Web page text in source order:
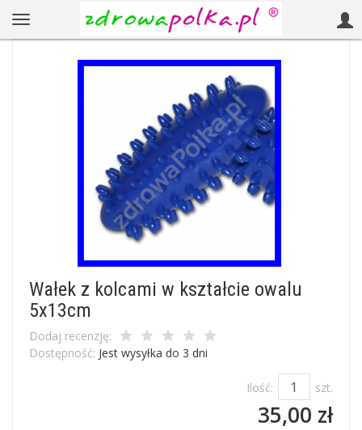
Wałek z kolcami w kształcie owalu
5x13cm
Dodaj recenzję:
Dostępność: Jest wysyłka do 3 dni
Ilość: szt.
35,00 zł